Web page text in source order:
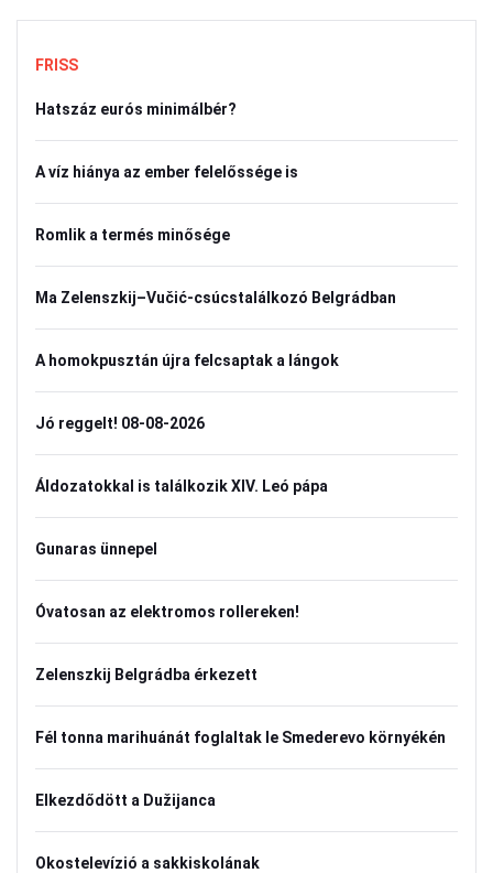
FRISS
Hatszáz eurós minimálbér?
A víz hiánya az ember felelőssége is
Romlik a termés minősége
Ma Zelenszkij–Vučić-csúcstalálkozó Belgrádban
A homokpusztán újra felcsaptak a lángok
Jó reggelt! 08-08-2026
Áldozatokkal is találkozik XIV. Leó pápa
Gunaras ünnepel
Óvatosan az elektromos rollereken!
Zelenszkij Belgrádba érkezett
Fél tonna marihuánát foglaltak le Smederevo környékén
Elkezdődött a Dužijanca
Okostelevízió a sakkiskolának